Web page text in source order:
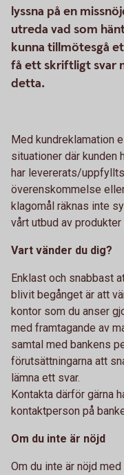
lyssna på en
utreda vad som
kunna tillmötesgå
få ett skriftligt svar
detta.
Med kundreklamation
situationer där kunden
har levererats/
överenskommelse
klagomål räknas inte
vårt utbud av
Vart vänder du dig?
Enklast och snabbast
blivit begånget är att
kontor som du anser
med framtagande av
samtal med bankens
förutsättningarna att
lämna ett svar.
Kontakta därför gärna
kontaktperson på
Om du inte är nöjd
Om du inte är nöjd